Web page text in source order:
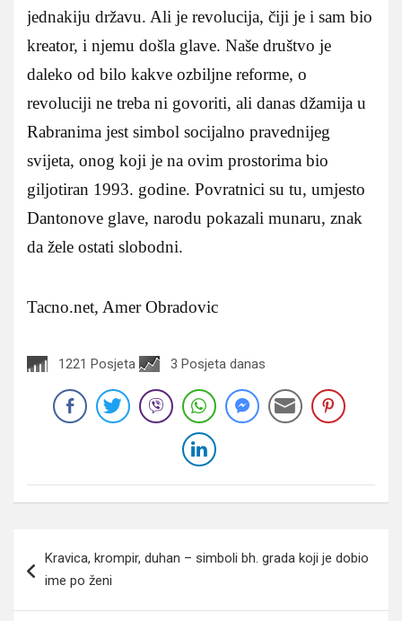
jednakiju državu. Ali je revolucija, čiji je i sam bio
kreator, i njemu došla glave. Naše društvo je
daleko od bilo kakve ozbiljne reforme, o
revoluciji ne treba ni govoriti, ali danas džamija u
Rabranima jest simbol socijalno pravednijeg
svijeta, onog koji je na ovim prostorima bio
giljotiran 1993. godine. Povratnici su tu, umjesto
Dantonove glave, narodu pokazali munaru, znak
da žele ostati slobodni.
Tacno.net, Amer Obradovic
1221 Posjeta 3 Posjeta danas
članaka
Kravica, krompir, duhan – simboli bh. grada koji je dobio
ime po ženi